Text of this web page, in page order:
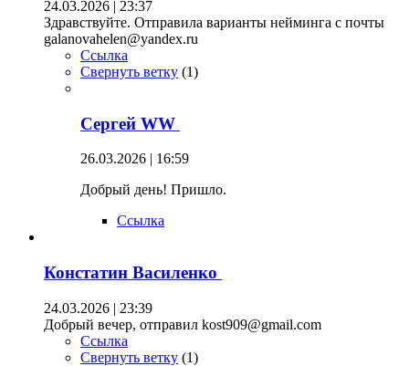
24.03.2026 | 23:37
Здравствуйте. Отправила варианты нейминга с почты
galanovahelen@yandex.ru
Ссылка
Свернуть ветку (1)
Сергей WW
26.03.2026 | 16:59
Добрый день! Пришло.
Ссылка
Констатин Василенко
24.03.2026 | 23:39
Добрый вечер, отправил kost909@gmail.com
Ссылка
Свернуть ветку (1)